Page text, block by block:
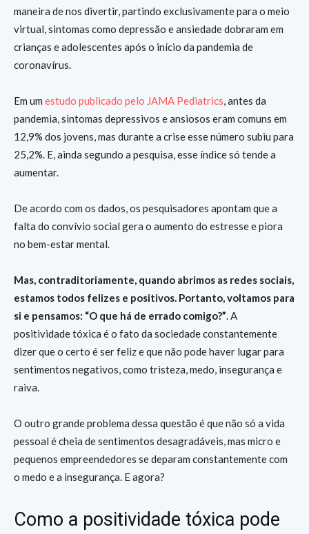
maneira de nos divertir, partindo exclusivamente para o meio
virtual, sintomas como depressão e ansiedade dobraram em
crianças e adolescentes após o início da pandemia de
coronavírus.
Em um estudo publicado pelo JAMA Pediatrics, antes da
pandemia, sintomas depressivos e ansiosos eram comuns em
12,9% dos jovens, mas durante a crise esse número subiu para
25,2%. E, ainda segundo a pesquisa, esse índice só tende a
aumentar.
De acordo com os dados, os pesquisadores apontam que a
falta do convívio social gera o aumento do estresse e piora
no bem-estar mental.
Mas, contraditoriamente, quando abrimos as redes sociais,
estamos todos felizes e positivos. Portanto, voltamos para
si e pensamos: “O que há de errado comigo?”. A
positividade tóxica é o fato da sociedade constantemente
dizer que o certo é ser feliz e que não pode haver lugar para
sentimentos negativos, como tristeza, medo, insegurança e
raiva.
O outro grande problema dessa questão é que não só a vida
pessoal é cheia de sentimentos desagradáveis, mas micro e
pequenos empreendedores se deparam constantemente com
o medo e a insegurança. E agora?
Como a positividade tóxica pode